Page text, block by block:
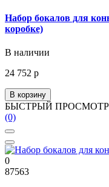
Набор бокалов для
коробке)
В наличии
24 752 р
В корзину
БЫСТРЫЙ ПРОСМОТР
(0)
0
87563